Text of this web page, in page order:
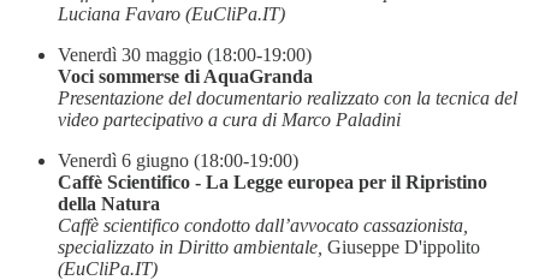
Luciana Favaro (EuCliPa.IT)
Venerdì 30 maggio (18:00-19:00)
Voci sommerse di AquaGranda
Presentazione del documentario realizzato con la tecnica del
video partecipativo a cura di Marco Paladini
Venerdì 6 giugno (18:00-19:00)
Caffè Scientifico - La Legge europea per il Ripristino
della Natura
Caffè scientifico condotto dall’avvocato cassazionista,
specializzato in Diritto ambientale, Giuseppe D'ippolito
(EuCliPa.IT)